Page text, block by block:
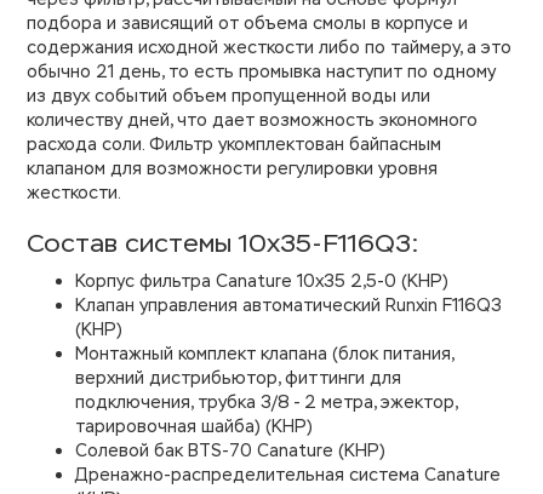
подбора и зависящий от объема смолы в корпусе и
содержания исходной жесткости либо по таймеру, а это
обычно 21 день, то есть промывка наступит по одному
из двух событий объем пропущенной воды или
количеству дней, что дает возможность экономного
расхода соли. Фильтр укомплектован байпасным
клапаном для возможности регулировки уровня
жесткости.
Состав системы 10х35-F116Q3:
Корпус фильтра Canature 10х35 2,5-0 (КНР)
Клапан управления автоматический Runxin F116Q3
(КНР)
Монтажный комплект клапана (блок питания,
верхний дистрибьютор, фиттинги для
подключения, трубка 3/8 - 2 метра, эжектор,
тарировочная шайба) (КНР)
Солевой бак BTS-70 Canature (КНР)
Дренажно-распределительная система Canature